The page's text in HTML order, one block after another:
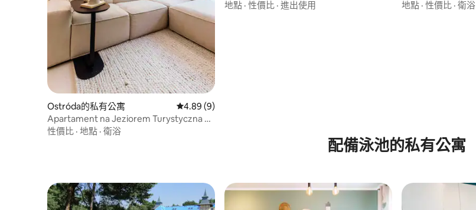
Ostróda的私有公寓 從 9 則評價中獲得 4.89 的平均評分（滿分 5 分）
4.89 (9)
Apartament na Jeziorem Turystyczna #
17
性價比 · 地點 · 衛浴
地點 · 性價比 · 進出使用
地點 · 性價比 · 衛浴
配備泳池的私有公寓